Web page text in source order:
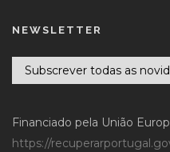
NEWSLETTER
Subscrever todas as
Financiado pela União
https://